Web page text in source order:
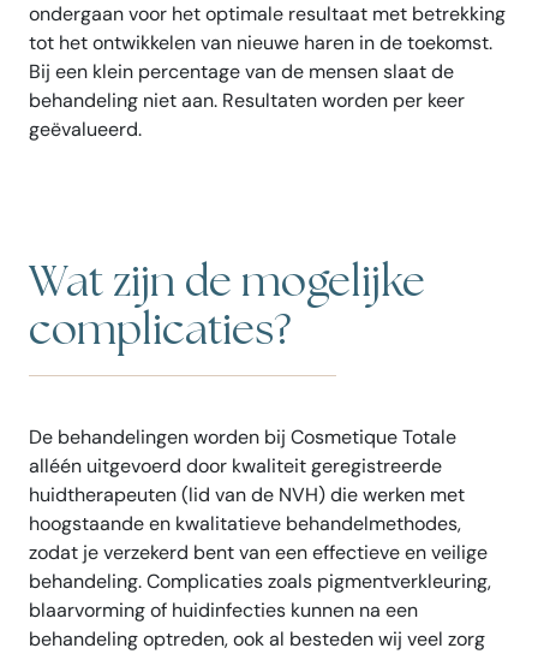
ondergaan voor het optimale resultaat met betrekking
tot het ontwikkelen van nieuwe haren in de toekomst.
Bij een klein percentage van de mensen slaat de
behandeling niet aan. Resultaten worden per keer
geëvalueerd.
Wat zijn de mogelijke
complicaties?
De behandelingen worden bij Cosmetique Totale
alléén uitgevoerd door kwaliteit geregistreerde
huidtherapeuten (lid van de NVH) die werken met
hoogstaande en kwalitatieve behandelmethodes,
zodat je verzekerd bent van een effectieve en veilige
behandeling. Complicaties zoals pigmentverkleuring,
blaarvorming of huidinfecties kunnen na een
behandeling optreden, ook al besteden wij veel zorg